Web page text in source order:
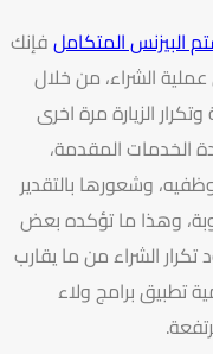
البيزنس المتكاملفإنك
عملية الشراء، من خلال
الزيارة مرة اخرى
الخدمات المقدمة،
وشعورها بالتقدير
وهذا ما تؤكده بعض
الأرباح تعود تكرار الشراء من ما يقارب
تطبيق برامج ولاء